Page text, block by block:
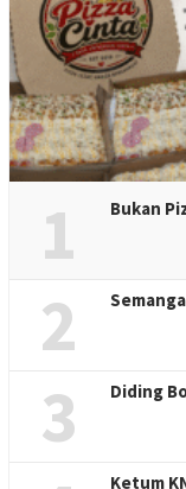
1 Bukan
2
3 Diding
Ketum